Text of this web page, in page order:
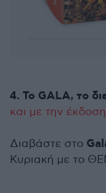
4. To GALA, το
και με την
Διαβάστε στο
Κυριακή με το